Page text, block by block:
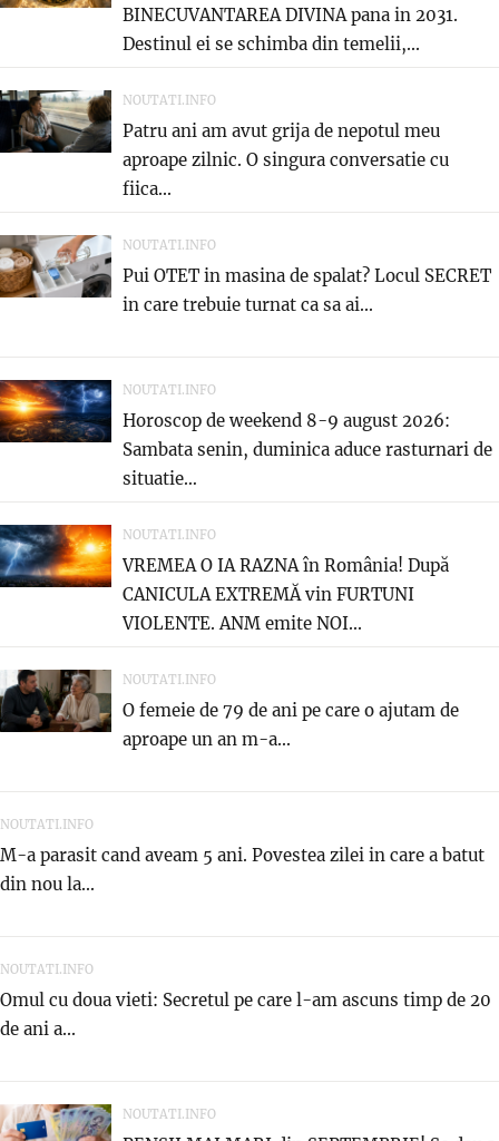
BINECUVANTAREA DIVINA pana in 2031.
Destinul ei se schimba din temelii,...
NOUTATI.INFO
Patru ani am avut grija de nepotul meu
aproape zilnic. O singura conversatie cu
fiica...
NOUTATI.INFO
Pui OTET in masina de spalat? Locul SECRET
in care trebuie turnat ca sa ai...
NOUTATI.INFO
Horoscop de weekend 8-9 august 2026:
Sambata senin, duminica aduce rasturnari de
situatie…
NOUTATI.INFO
VREMEA O IA RAZNA în România! După
CANICULA EXTREMĂ vin FURTUNI
VIOLENTE. ANM emite NOI...
NOUTATI.INFO
O femeie de 79 de ani pe care o ajutam de
aproape un an m-a...
NOUTATI.INFO
M-a parasit cand aveam 5 ani. Povestea zilei in care a batut
din nou la...
NOUTATI.INFO
Omul cu doua vieti: Secretul pe care l-am ascuns timp de 20
de ani a...
NOUTATI.INFO